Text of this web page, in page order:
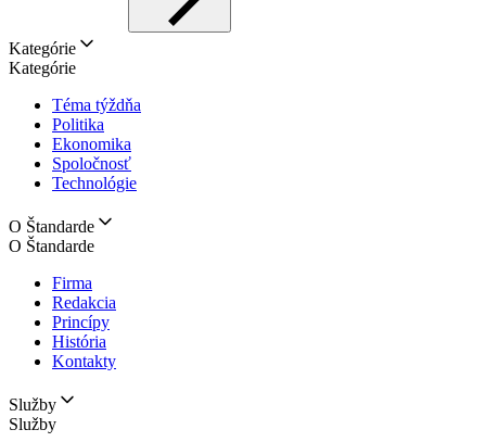
Kategórie
Kategórie
Téma týždňa
Politika
Ekonomika
Spoločnosť
Technológie
O Štandarde
O Štandarde
Firma
Redakcia
Princípy
História
Kontakty
Služby
Služby